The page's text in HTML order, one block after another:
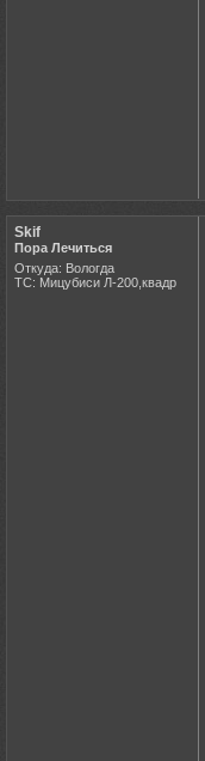
Skif
Пора Лечиться
Откуда: Вологда
ТС: Мицубиси Л-200,квадр